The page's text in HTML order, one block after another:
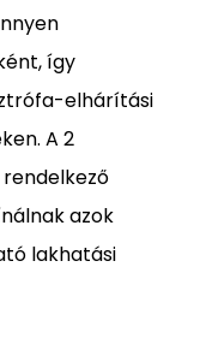
így
elhárítási
A 2
azok
lakhatási